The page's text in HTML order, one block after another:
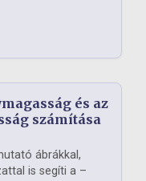
és az
számítása
ábrákkal,
is segíti a –